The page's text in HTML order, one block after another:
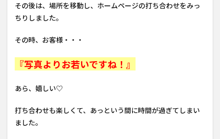
その後は、場所を移動し、ホームページの打ち合わせをみっ
ちりしました。
その時、お客様・・・
『写真よりお若いですね！』
あら、嬉しい♡
打ち合わせも楽しくて、あっという間に時間が過ぎてしまい
ました。